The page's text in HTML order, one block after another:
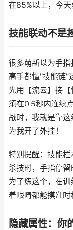
在85%以上，今天
技能联动不是
很多萌新以为手
高手都懂"技能链"
先用【流云】接
须在0.5秒内连续
战时，我就是靠
为我开了外挂！
特别提醒：技能栏
杀技时，手指停
为了练这个，在
着眼睛都能摸准时
隐藏属性：你